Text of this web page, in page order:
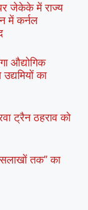
जेकेके में राज्य
में कर्नल
औद्योगिक
का
ट्रैन ठहराव को
तक’’ का